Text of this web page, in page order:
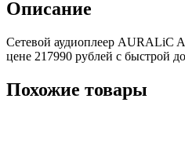
Описание
Сетевой аудиоплеер AURALiC
цене 217990 рублей с быстрой
Похожие товары